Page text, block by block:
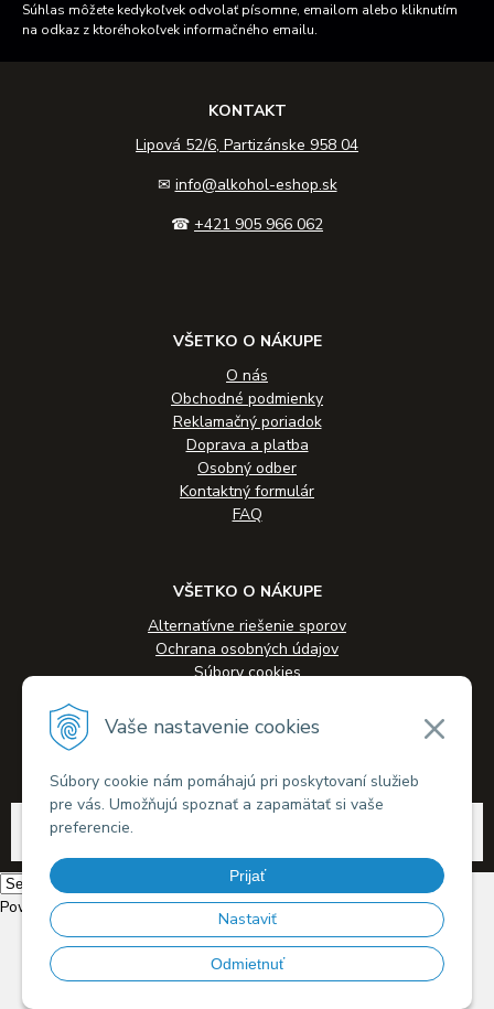
Vaše nastavenie cookies
Súbory cookie nám pomáhajú pri poskytovaní služieb
pre vás. Umožňujú spoznať a zapamätať si vaše
preferencie.
Prijať
Nastaviť
Odmietnuť
Súhlas môžete kedykoľvek odvolať písomne, emailom alebo kliknutím
na odkaz z ktoréhokoľvek informačného emailu.
KONTAKT
Lipová 52/6, Partizánske 958 04
✉ info@alkohol-eshop.sk
☎ +421 905 966 062
VŠETKO O NÁKUPE
O nás
Obchodné podmienky
Reklamačný poriadok
Doprava a platba
Osobný odber
Kontaktný formulár
FAQ
VŠETKO O NÁKUPE
Alternatívne riešenie sporov
Ochrana osobných údajov
Súbory cookies
Veľkoobchodná spolupráca
© 2026 Alkohol-eshop.sk •
Powered by Translate